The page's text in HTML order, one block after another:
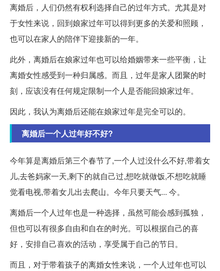
离婚后，人们仍然有权利选择自己的过年方式。尤其是对
于女性来说，回到娘家过年可以得到更多的关爱和照顾，
也可以在家人的陪伴下迎接新的一年。
此外，离婚后在娘家过年也可以给婚姻带来一些平衡，让
离婚女性感受到一种归属感。而且，过年是家人团聚的时
刻，应该没有任何规定限制一个人是否能回娘家过年。
因此，我认为离婚后还能在娘家过年是完全可以的。
离婚后一个人过年好不好?
今年算是离婚后第三个春节了,一个人过没什么不好,带着女
儿,去爸妈家一天,剩下的就自己过,想吃就做饭,不想吃就睡
觉看电视,带着女儿出去爬山。今年只要天气... 今。
离婚后一个人过年也是一种选择，虽然可能会感到孤独，
但也可以有很多自由和自在的时光。可以根据自己的喜
好，安排自己喜欢的活动，享受属于自己的节日。
而且，对于带着孩子的离婚女性来说，一个人过年也可以